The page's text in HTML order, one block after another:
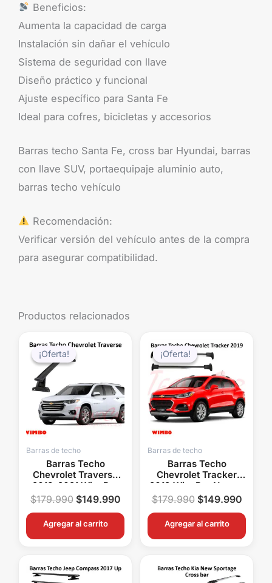
Beneficios:
Aumenta la capacidad de carga
Instalación sin dañar el vehículo
Sistema de seguridad con llave
Diseño práctico y funcional
Ajuste específico para Santa Fe
Ideal para cofres, bicicletas y accesorios
Barras techo Santa Fe, cross bar Hyundai, barras
con llave SUV, portaequipaje aluminio auto,
barras techo vehículo
Recomendación:
Verificar versión del vehículo antes de la compra
para asegurar compatibilidad.
Productos relacionados
¡Oferta!
¡Oferta!
Barras de techo
Barras Techo
Chevrolet Traverse
2018-2021 WingBar
Negras Wimbo
Aluminio
Portaequipaje
$179.990
precio
original
$179.990.
$149.990
precio
$149.990.
Agregar al carrito
¡Oferta!
¡Oferta!
Barras de techo
Barras Techo
Chevrolet Tracker
2019 WingBar Negras
Wimbo Aluminio
Portaequipaje
$179.990
precio
original
era:
$179.990.
$149.990
precio
Agregar al carrito